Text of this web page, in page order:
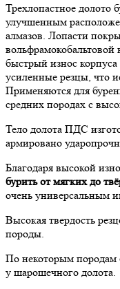
Трехлопастное долото
улучшенным
алмазов. Лопасти
вольфрамокобальтовой
быстрый износ
усиленные резцы, что
Применяются для
средних породах с
Тело долота ПДС
армировано
Благодаря высокой
бурить от мягких до
очень универсальным
Высокая твердость
породы.
По некоторым породам
у шарошечного долота.